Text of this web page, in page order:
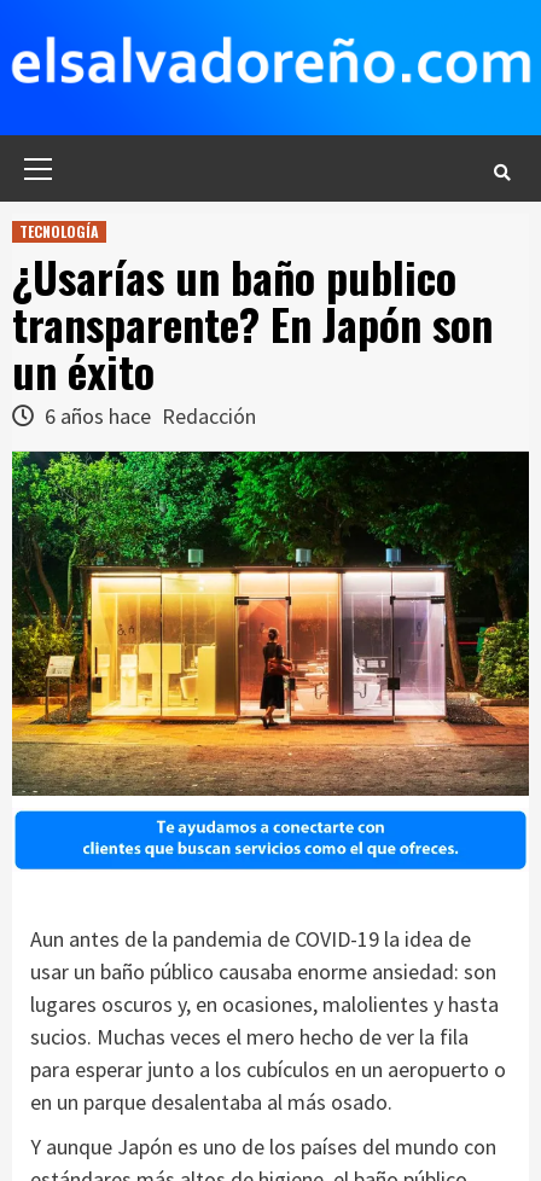
contenido
TECNOLOGÍA
¿Usarías un baño publico
transparente? En Japón son
un éxito
6 años hace Redacción
Aun antes de la pandemia de COVID-19 la idea de
usar un baño público causaba enorme ansiedad: son
lugares oscuros y, en ocasiones, malolientes y hasta
sucios. Muchas veces el mero hecho de ver la fila
para esperar junto a los cubículos en un aeropuerto o
en un parque desalentaba al más osado.
Y aunque Japón es uno de los países del mundo con